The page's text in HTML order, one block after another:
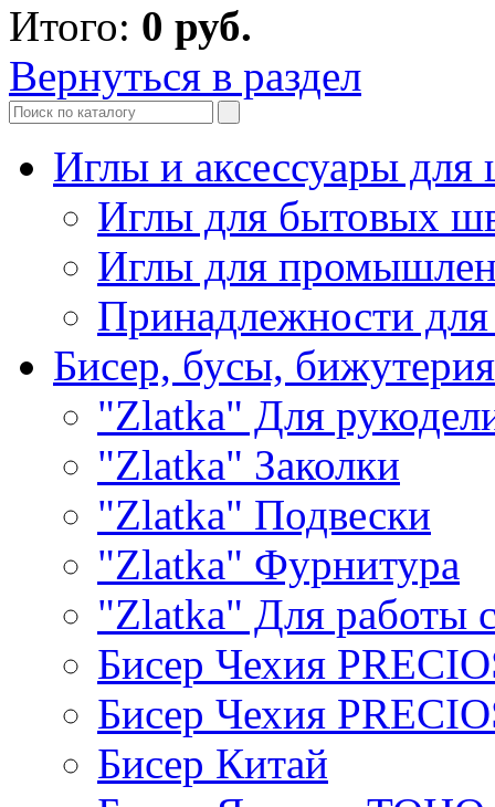
Итого: 0 руб.
Вернуться в раздел
Иглы и аксессуары
Иглы для бытовых
Иглы для
Принадлежности
Бисер, бусы, бижутерия
"Zlatka" Для
"Zlatka" Заколки
"Zlatka" Подвески
"Zlatka" Фурнитура
"Zlatka" Для работы
Бисер Чехия
Бисер Чехия
Бисер Китай